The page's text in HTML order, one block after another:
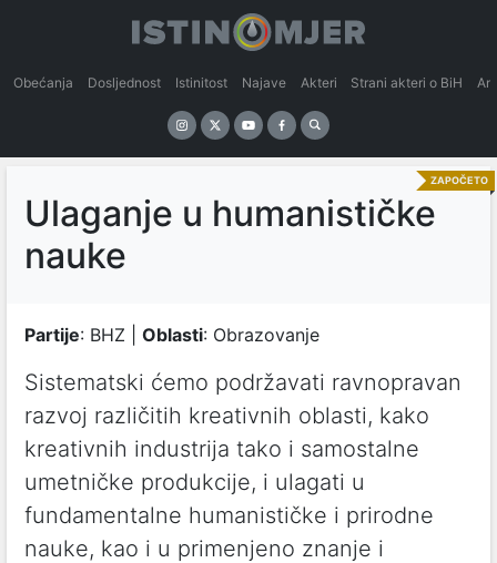
Obećanja Dosljednost Istinitost Najave Akteri Strani akteri o BiH
ZAPOČETO
Ulaganje u humanističke
nauke
Partije: BHZ | Oblasti: Obrazovanje
Sistematski ćemo podržavati ravnopravan
razvoj različitih kreativnih oblasti, kako
kreativnih industrija tako i samostalne
umetničke produkcije, i ulagati u
fundamentalne humanističke i prirodne
nauke, kao i u primenjeno znanje i